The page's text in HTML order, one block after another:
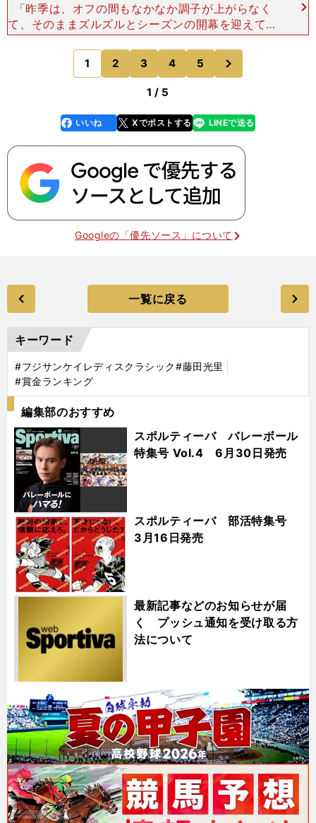
「昨季は、オフの間もなかなか調子が上がらなく
て、そのままズルズルとシーズンの開幕を迎えてし
まったんですよ。その後、夏場には少し（調子も）
よくなったんですけど、結局最後まで（自分のゴル
フが）よくわからな
1 2 3 4 5
のページへ
1 / 5
faceboo
k
いいね Xでポストする
line LINEで送る
Googleの「優先ソース」について
一覧に戻る
キーワード
#フジサンケイレディスクラシック#藤田光里
#賞金ランキング
編集部のおすすめ
スポルティーバ バレーボール
特集号 Vol.4 6月30日発売
スポルティーバ 部活特集号
3月16日発売
最新記事などのお知らせが届
く プッシュ通知を受け取る方
法について